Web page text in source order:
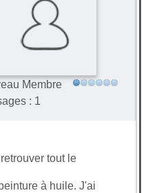
Membre
: 1
tout le
à huile. J'ai